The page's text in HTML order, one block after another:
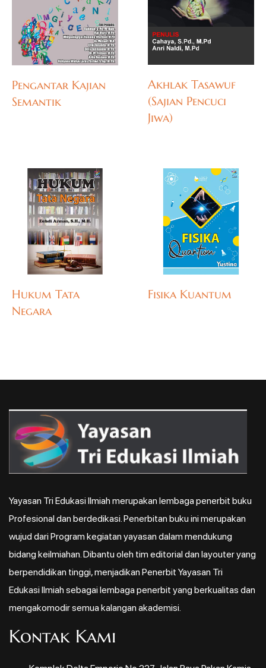
Pengantar Kajian
Semantik
Akhlak Tasawuf
(Sajian Pencuci
Jiwa)
Hukum Tata
Negara
Fisika Kuantum
Yayasan Tri Edukasi Ilmiah merupakan lembaga penerbit buku
Profesional dan berdedikasi. Penerbitan buku ini merupakan
wujud dari Program kegiatan yayasan dalam mendukung
bidang keilmiahan. Dibantu oleh tim editorial dan layouter yang
berpendidikan tinggi, menjadikan Penerbit Yayasan Tri
Edukasi Ilmiah sebagai lembaga penerbit yang berkualitas dan
mengakomodir semua kalangan akademisi.
Kontak Kami